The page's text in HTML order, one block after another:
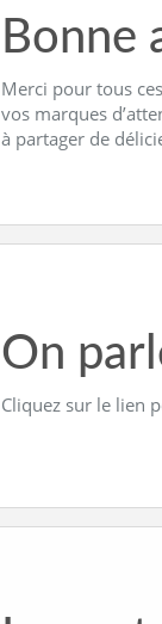
Bonne
Merci pour tous
vos marques
à partager de
On
Cliquez sur le lien